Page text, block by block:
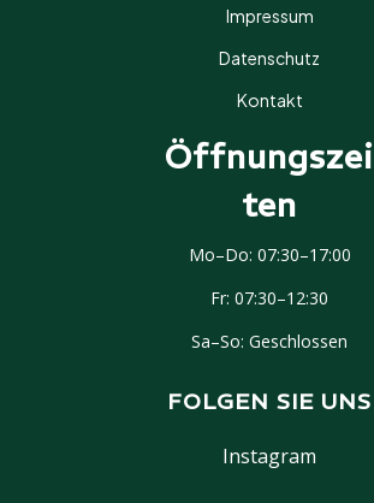
Interessiert? Lassen Sie sich
Impressum
Datenschutz
Kontakt
Öffnungszei
Ten
Mo–Do: 07:30–17:00
Fr: 07:30–12:30
Sa–So: Geschlossen
FOLGEN SIE UNS
Instagram